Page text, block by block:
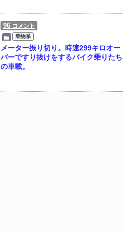
96 コメント
乗物系
メーター振り切り。時速299キロオー
バーですり抜けをするバイク乗りたち
の車載。